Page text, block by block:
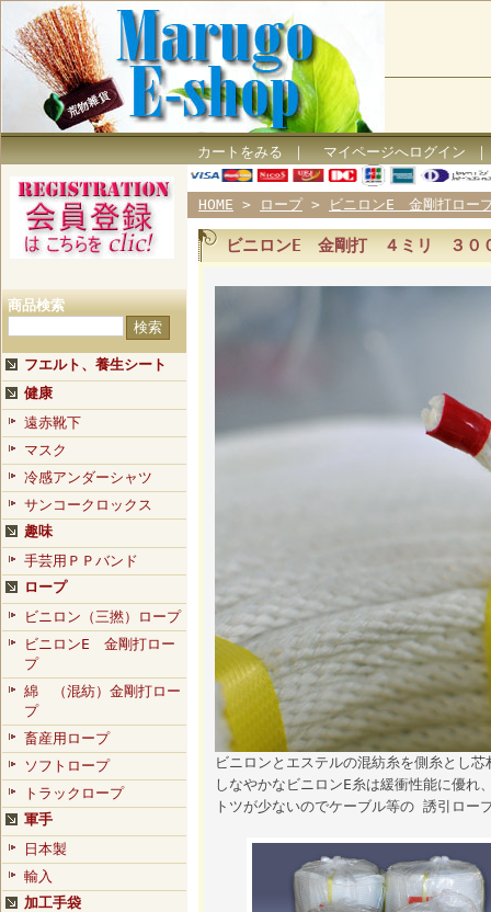
カートをみる｜ マイページへログイン
商品検索
フエルト、養生シート
健康
遠赤靴下
マスク
冷感アンダーシャツ
サンコークロックス
趣味
手芸用ＰＰバンド
ロープ
ビニロン（三撚）ロープ
ビニロンE 金剛打ロー
プ
綿 （混紡）金剛打ロー
プ
畜産用ロープ
ソフトロープ
トラックロープ
軍手
日本製
輸入
加工手袋
HOME > ロープ> ビニロンE 金剛打ロー
ビニロンE 金剛打 ４ミリ ３０
ビニロンとエステルの混紡糸を側糸とし
しなやかなビニロンE糸は緩衝性能に優
トツが少ないのでケーブル等の 誘引ロー